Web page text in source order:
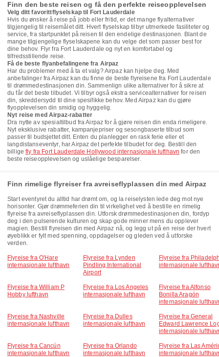
Finn den beste reisen og få den perfekte reiseopplevelsen
Velg ditt favorittflyselskap til Fort Lauderdale
Hvis du ønsker å reise på jobb eller fritid, er det mange flyalternativer
tilgjengelig til reisemålet ditt. Hvert flyselskap tilbyr utmerkede fasiliteter og
service, fra startpunktet på reisen til den endelige destinasjonen. Blant de
mange tilgjengelige flyselskapene kan du velge det som passer best for
dine behov. Flyr fra Fort Lauderdale og nyt en komfortabel og
tilfredsstillende reise.
Få de beste flyanbefalingene fra Airpaz
Har du problemer med å ta et valg? Airpaz kan hjelpe deg. Med
anbefalinger fra Airpaz kan du finne de beste flyreisene fra Fort Lauderdale
til drømmedestinasjonen din. Sammenlign ulike alternativer for å sikre at
du får det beste tilbudet. Vi tilbyr også ekstra servicealternativer for reisen
din, skreddersydd til dine spesifikke behov. Med Airpaz kan du gjøre
flyopplevelsen din smidig og hyggelig.
Nyt reise med Airpaz-rabatter
Dra nytte av spesialtilbud fra Airpaz for å gjøre reisen din enda rimeligere.
Nyt eksklusive rabatter, kampanjepriser og sesongbaserte tilbud som
passer til budsjettet ditt. Enten du planlegger en rask ferie eller et
langdistanseventyr, har Airpaz det perfekte tilbudet for deg. Bestill den
billigefly fra Fort Lauderdale Hollywood internasjonale lufthavn for den
beste reiseopplevelsen og uslåelige besparelser.
Finn rimelige flyreiser fra avreiseflyplassen din med Airpaz
Start eventyret du alltid har drømt om, og la reiselysten lede deg mot nye
horisonter. Gjør drømmeferien din til virkelighet ved å bestille en rimelig
flyreise fra avreiseflyplassen din. Utforsk drømmedestinasjonen din, fordyp
deg i den pulserende kulturen og skap gode minner mens du opplever
magien. Bestill flyreisen din med Airpaz nå, og legg ut på en reise der hvert
øyeblikk er fylt med spenning, oppdagelser og gleden ved å utforske
verden.
Flyreise fra O'Hare
internasjonale lufthavn
Flyreise fra Lynden
Pindling International
Airport
Flyreise fra
internasjonale
Flyreise fra William P
Hobby lufthavn
Flyreise fra Los Angeles
internasjonale lufthavn
Flyreise fra Alfonso
Bonilla Aragón
internasjonale
Flyreise fra Nashville
internasjonale lufthavn
Flyreise fra Dulles
internasjonale lufthavn
Flyreise fra General
Edward Lawrence
internasjonale
Flyreise fra Cancún
internasjonale lufthavn
Flyreise fra Orlando
internasjonale lufthavn
Flyreise fra Las
internasjonale